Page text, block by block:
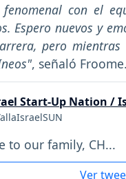
con el
Espero nuevos y
pero
, señaló Froome.
Start-Up Nation /
to our family, CH...
Ver